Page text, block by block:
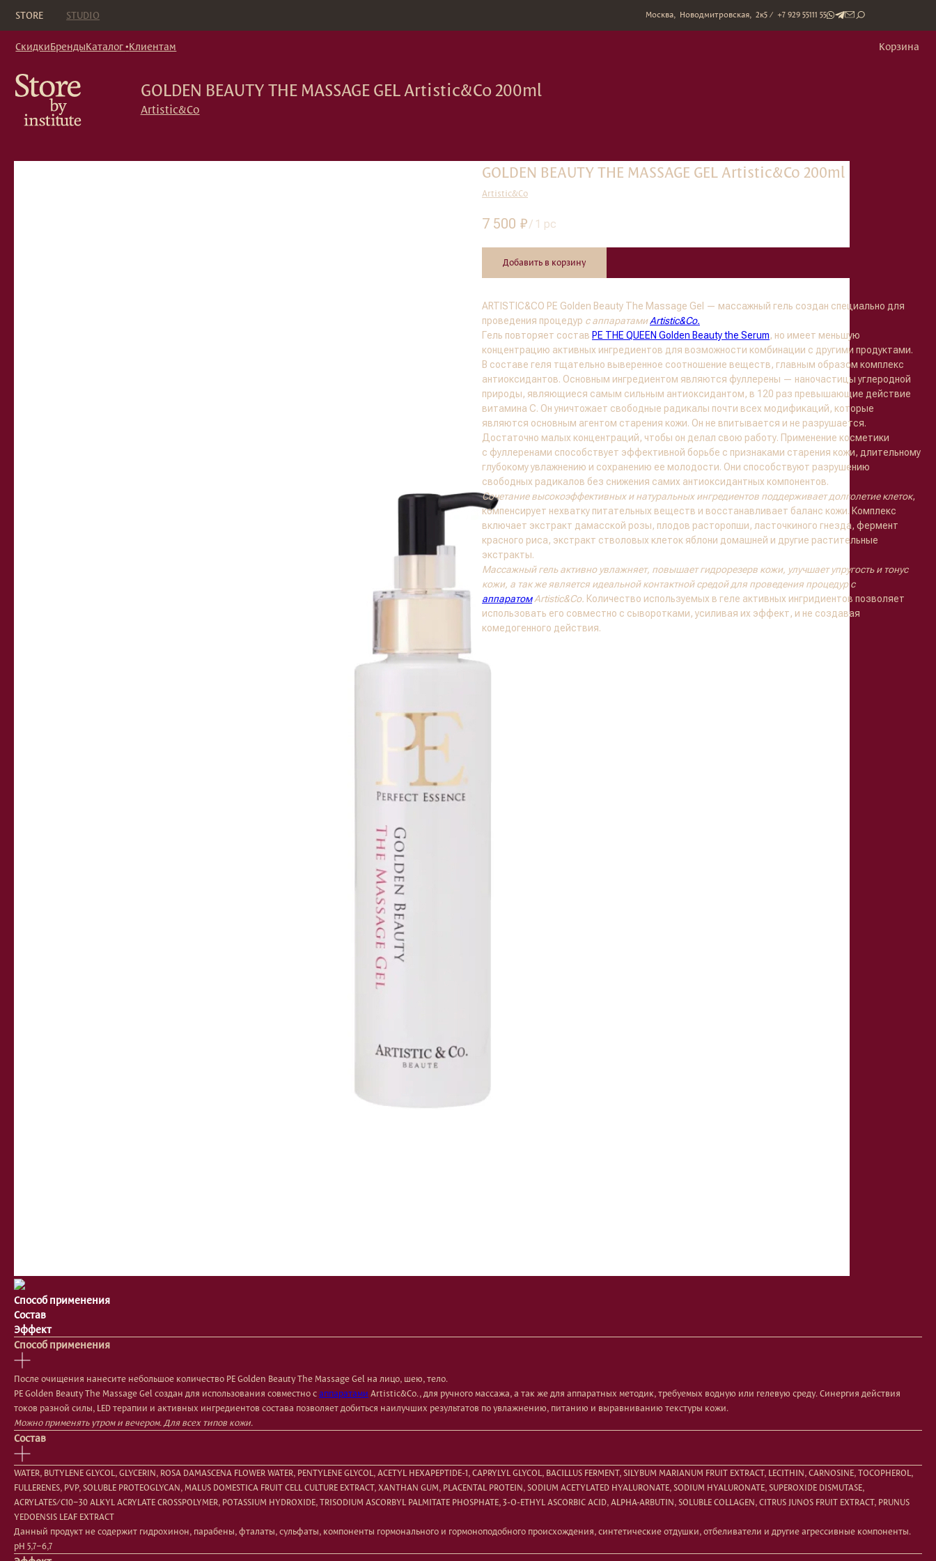
Москва, Новодмитровская, 2к5 / +7 929 55111 55
STORE STUDIO
Скидки Бренды Каталог Клиентам
GOLDEN BEAUTY THE MASSAGE GEL Artistic&Co 200ml
Artistic&Co
GOLDEN BEAUTY THE MASSAGE GEL Artistic&Co 200ml
Artistic&Co
7 500 ₽/ 1 pc
Добавить в корзину
ARTISTIC&CO PE Golden Beauty The Massage Gel — массажный гель создан специально для
проведения процедур с аппаратамиArtistic&Co.
Гель повторяет состав PE THE QUEEN Golden Beauty the Serum, но имеет меньшую
концентрацию активных ингредиентов для возможности комбинации с другими продуктами.
В составе геля тщательно выверенное соотношение веществ, главным образом комплекс
антиоксидантов. Основным ингредиентом являются фуллерены — наночастицы углеродной
природы, являющиеся самым сильным антиоксидантом, в 120 раз превышающие действие
витамина С. Он уничтожает свободные радикалы почти всех модификаций, которые
являются основным агентом старения кожи. Он не впитывается и не разрушается.
Достаточно малых концентраций, чтобы он делал свою работу. Применение косметики
с фуллеренами способствует эффективной борьбе с признаками старения кожи, длительному
глубокому увлажнению и сохранению ее молодости. Они способствуют разрушению
свободных радикалов без снижения самих антиоксидантных компонентов.
Сочетание высокоэффективных и натуральных ингредиентов поддерживает долголетие клеток,
компенсирует нехватку питательных веществ и восстанавливает баланс кожи. Комплекс
включает экстракт дамасской розы, плодов расторопши, ласточкиного гнезда, фермент
красного риса, экстракт стволовых клеток яблони домашней и другие растительные
экстракты.
Массажный гель активно увлажняет, повышает гидрорезерв кожи, улучшает упругость и тонус
кожи, а так же является идеальной контактной средой для проведения процедур с
аппаратомArtistic&Co. Количество используемых в геле активных ингридиентов позволяет
использовать его совместно с сыворотками, усиливая их эффект, и не создавая
комедогенного действия.
Способ применения
Состав
Эффект
Способ применения
После очищения нанесите небольшое количество PE Golden Beauty The Massage Gel на лицо, шею, тело.
PE Golden Beauty The Massage Gel создан для использования совместно саппаратами Artistic&Co., для ручного массажа, а так же для аппаратных методик, требуемых водную или гелевую среду. Синергия действия
токов разной силы, LED терапии и активных ингредиентов состава позволяет добиться наилучших результатов по увлажнению, питанию и выравниванию текстуры кожи.
Можно применять утром и вечером. Для всех типов кожи.
Состав
WATER, BUTYLENE GLYCOL, GLYCERIN, ROSA DAMASCENA FLOWER WATER, PENTYLENE GLYCOL, ACETYL HEXAPEPTIDE-1, CAPRYLYL GLYCOL, BACILLUS FERMENT, SILYBUM MARIANUM FRUIT EXTRACT, LECITHIN, CARNOSINE, TOCOPHEROL,
FULLERENES, PVP, SOLUBLE PROTEOGLYCAN, MALUS DOMESTICA FRUIT CELL CULTURE EXTRACT, XANTHAN GUM, PLACENTAL PROTEIN, SODIUM ACETYLATED HYALURONATE, SODIUM HYALURONATE, SUPEROXIDE DISMUTASE,
ACRYLATES/C10−30 ALKYL ACRYLATE CROSSPOLYMER, POTASSIUM HYDROXIDE, TRISODIUM ASCORBYL PALMITATE PHOSPHATE, 3-O-ETHYL ASCORBIC ACID, ALPHA-ARBUTIN, SOLUBLE COLLAGEN, CITRUS JUNOS FRUIT EXTRACT, PRUNUS
YEDOENSIS LEAF EXTRACT
Данный продукт не содержит гидрохинон, парабены, фталаты, сульфаты, компоненты гормонального и гормоноподобного происхождения, синтетические отдушки, отбеливатели и другие агрессивные компоненты.
pH 5,7−6,7